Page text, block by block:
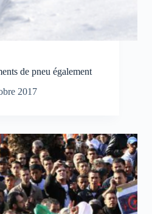
de pneu également
2017